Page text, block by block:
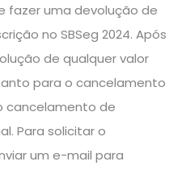
fazer uma devolução de
no SBSeg 2024. Após
de qualquer valor
para o cancelamento
cancelamento de
Para solicitar o
um e-mail para